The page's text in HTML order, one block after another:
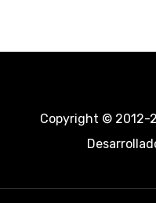
Copyright © 2012-